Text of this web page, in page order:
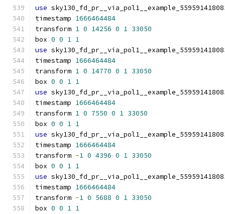
use
timestamp 1666464484
transform 1 0 14256 0 1 33050
box 0 0 1 1
use
timestamp 1666464484
transform 1 0 14770 0 1 33050
box 0 0 1 1
use
timestamp 1666464484
transform 1 0 7550 0 1 33050
box 0 0 1 1
use
timestamp 1666464484
transform -1 0 4396 0 1 33050
box 0 0 1 1
use
timestamp 1666464484
transform -1 0 5688 0 1 33050
box 0 0 1 1